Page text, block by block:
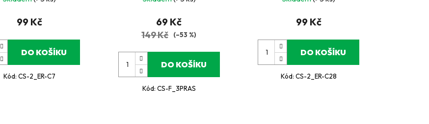
99 Kč
DO KOŠÍKU
Kód: CS-2_ER-C7
69 Kč
149 Kč (–53 %)
DO KOŠÍKU
Kód: CS-F_3PRAS
99 Kč
DO KOŠÍKU
Kód: CS-2_ER-C28